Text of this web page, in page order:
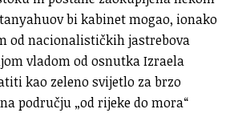
bi kabinet mogao, ionako
od nacionalističkih jastrebova
vladom od osnutka Izraela
kao zeleno svijetlo za brzo
području „od rijeke do mora“